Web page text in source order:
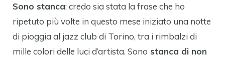
Sono stanca: credo sia stata la frase che ho
ripetuto più volte in questo mese iniziato una notte
di pioggia al jazz club di Torino, tra i rimbalzi di
mille colori delle luci d’artista. Sono stanca di non